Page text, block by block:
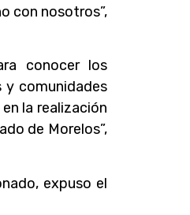
con nosotros”,
conocer los
y comunidades
la realización
de Morelos”,
expuso el